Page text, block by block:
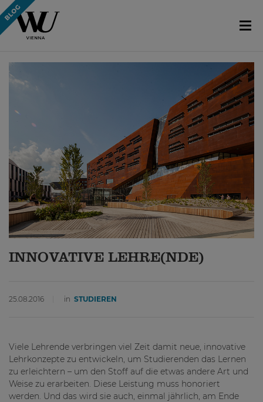
INNOVATIVE LEHRE(NDE)
25.08.2016 in STUDIEREN
Viele Lehrende verbringen viel Zeit damit neue, innovative
Lehrkonzepte zu entwickeln, um Studierenden das Lernen
zu erleichtern – um den Stoff auf die etwas andere Art und
Weise zu erarbeiten. Diese Leistung muss honoriert
werden. Und das wird sie auch, einmal jährlich, am Ende